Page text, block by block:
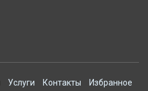
Услуги Контакты
Избранное